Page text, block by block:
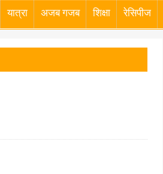
यात्रा अजब गजब शिक्षा रेसिपीज